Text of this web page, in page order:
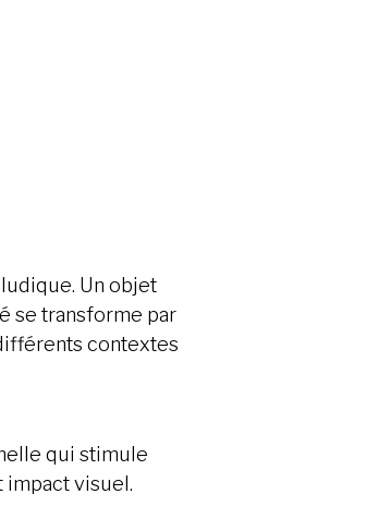
Un objet
se transforme par
contextes
qui stimule
impact visuel.